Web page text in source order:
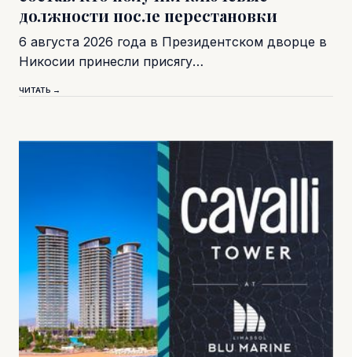
должности после перестановки
6 августа 2026 года в Президентском дворце в
Никосии принесли присягу…
ЧИТАТЬ →